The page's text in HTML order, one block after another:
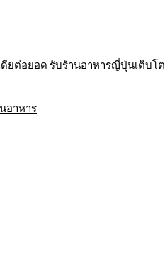
ยต่อยอด รับร้านอาหารญี่ปุ่นเติบโต
อาหาร